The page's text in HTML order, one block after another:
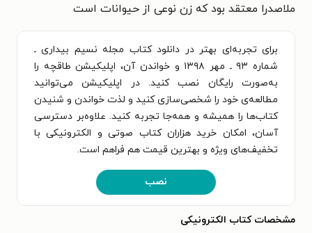
ملاصدرا معتقد بود که زن نوعی از حیوانات است
برای تجربه‌ای بهتر در دانلود کتاب مجله نسیم بیداری ـ
شماره ۹۳ ـ مهر ۱۳۹۸ و خواندن آن، اپلیکیشن طاقچه را
به‌صورت رایگان نصب کنید. در اپلیکیشن می‌توانید
مطالعه‌ی خود را شخصی‌سازی کنید و لذت خواندن و شنیدن
کتاب‌ها را همیشه و همه‌جا تجربه کنید. علاوه‌بر دسترسی
آسان، امکان خرید هزاران کتاب صوتی و الکترونیکی با
تخفیف‌های ویژه و بهترین قیمت هم فراهم است.
نصب
مشخصات کتاب الکترونیکی